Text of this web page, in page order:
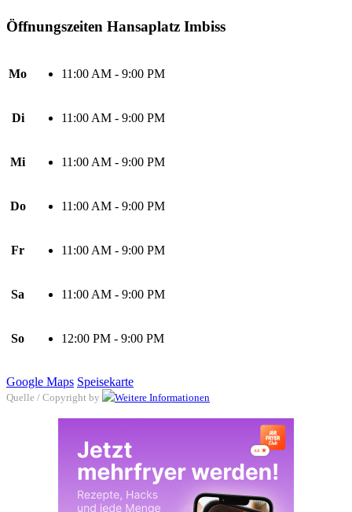
Öffnungszeiten Hansaplatz Imbiss
Mo 11:00 AM - 9:00 PM
Di 11:00 AM - 9:00 PM
Mi 11:00 AM - 9:00 PM
Do 11:00 AM - 9:00 PM
Fr 11:00 AM - 9:00 PM
Sa 11:00 AM - 9:00 PM
So 12:00 PM - 9:00 PM
Google Maps Speisekarte
Quelle / Copyright by